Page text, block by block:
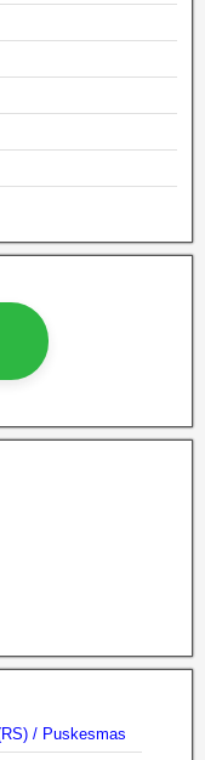
/ Puskesmas